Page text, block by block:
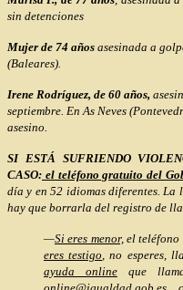
sin detenciones
Mujer de 74 años asesinada a
(Baleares).
Irene Rodríguez, de 60 años,
septiembre. En As Neves
asesino.
SI ESTÁ SUFRIENDO
CASO: el teléfono gratuito del
día y en 52 idiomas diferentes.
hay que borrarla del registro de
—Si eres menor, el teléfono
eres testigo , no esperes,
ayuda onlineque